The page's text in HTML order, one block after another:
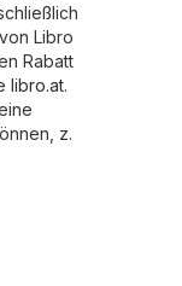
Libro
Rabatt
libro.at.
z.